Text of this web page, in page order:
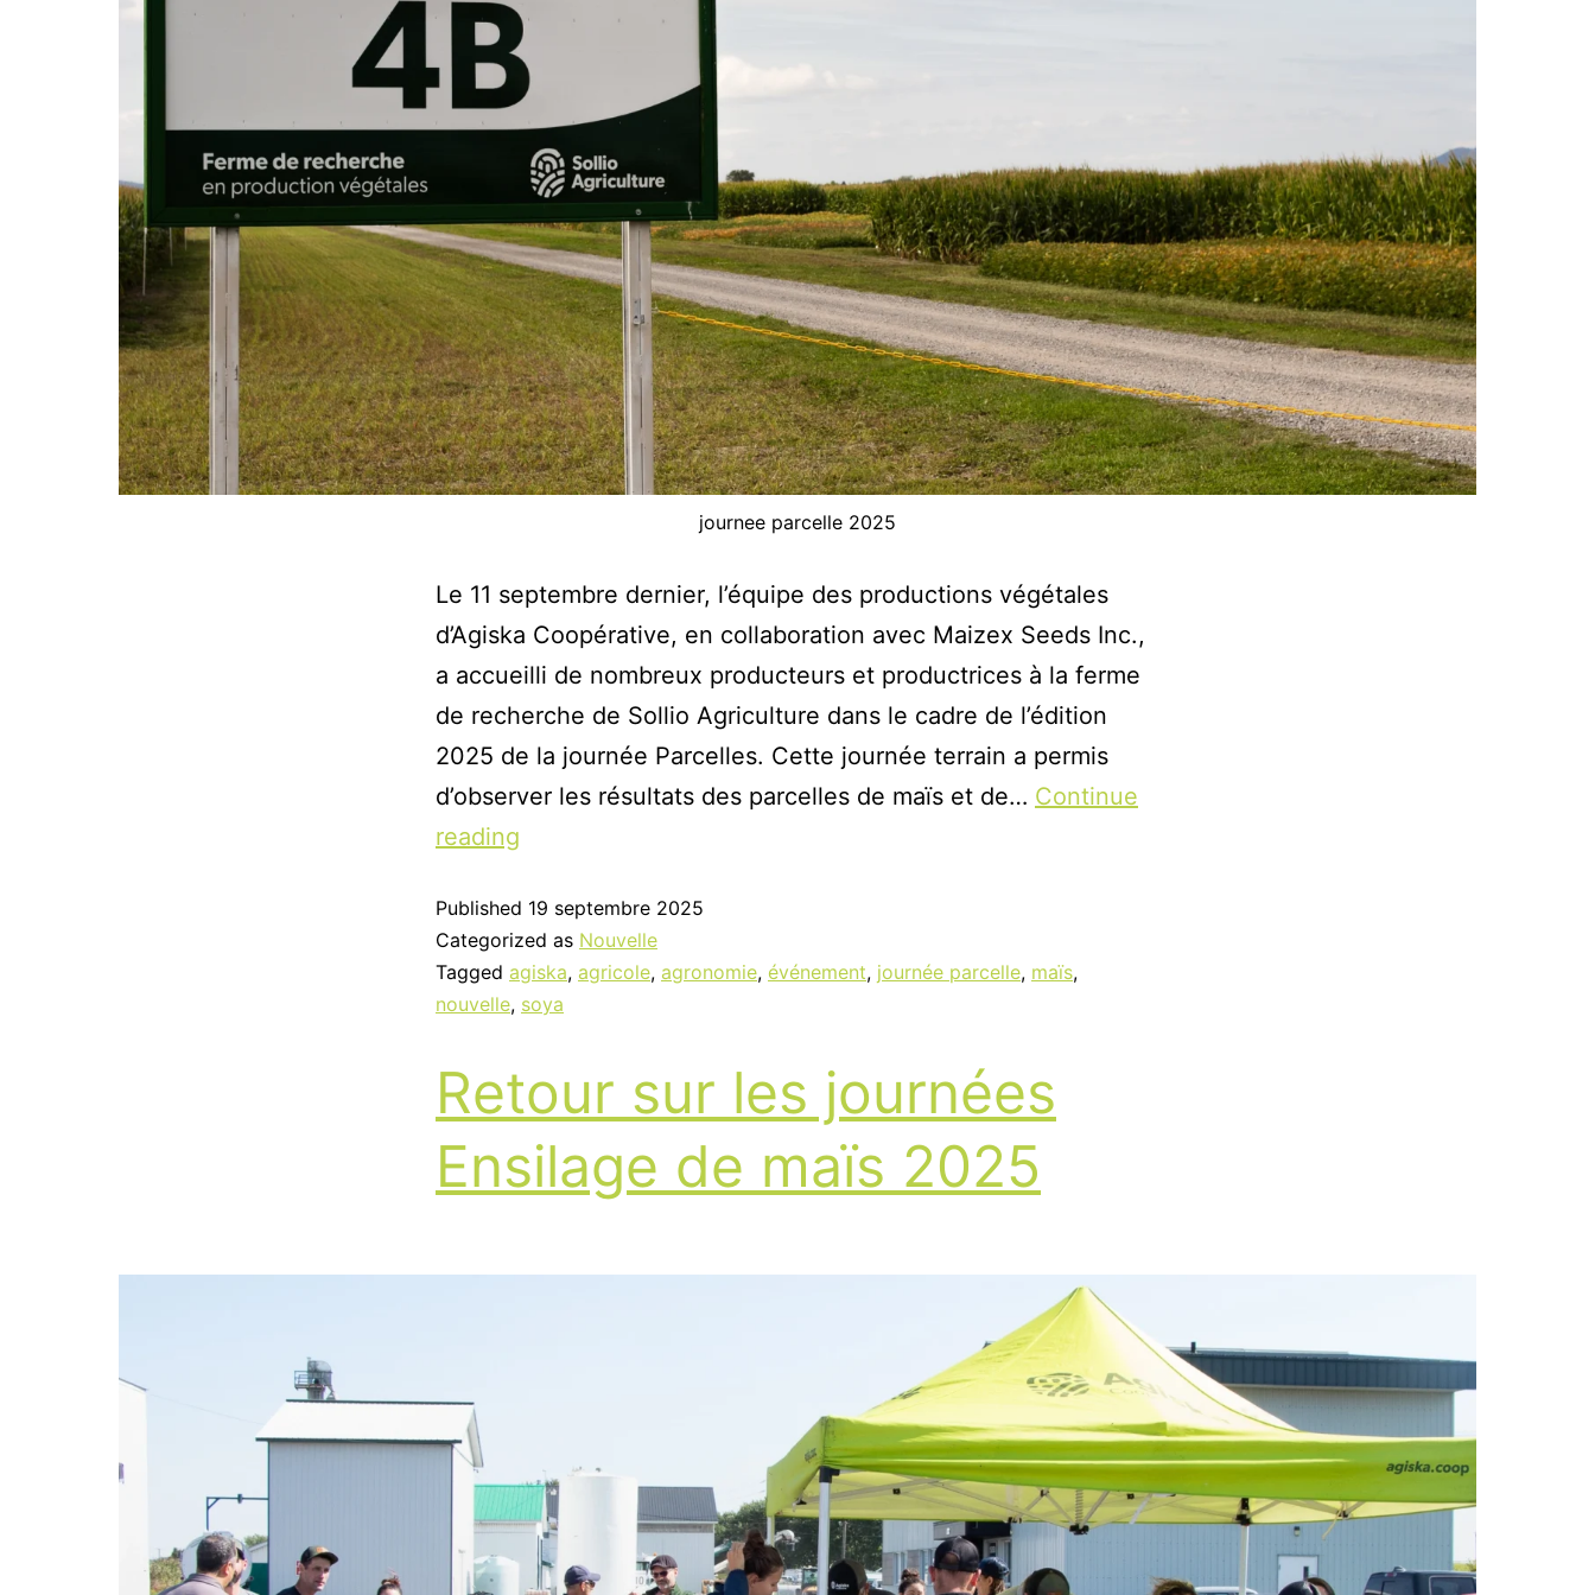
journee parcelle 2025
Le 11 septembre dernier, l’équipe des productions végétales
d’Agiska Coopérative, en collaboration avec Maizex Seeds Inc.,
a accueilli de nombreux producteurs et productrices à la ferme
de recherche de Sollio Agriculture dans le cadre de l’édition
2025 de la journée Parcelles. Cette journée terrain a permis
d’observer les résultats des parcelles de maïs et de… Continue
reading
Published 19 septembre 2025
Categorized as Nouvelle
Tagged agiska, agricole, agronomie, événement, journée parcelle, maïs,
nouvelle, soya
Retour sur les journées
Ensilage de maïs 2025